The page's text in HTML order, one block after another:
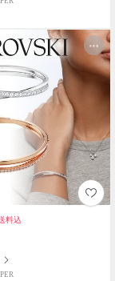
料込